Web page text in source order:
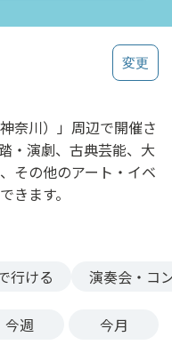
（鶴見・神奈川・東神奈
奈川）」周辺で開催さ
・演劇、古典芸能、大
その他のアート・イベ
きます。
行ける 演奏会・コ
今週 今月